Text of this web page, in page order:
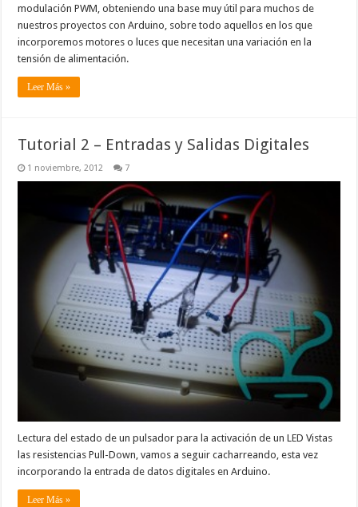
modulación PWM, obteniendo una base muy útil para muchos de
nuestros proyectos con Arduino, sobre todo aquellos en los que
incorporemos motores o luces que necesitan una variación en la
tensión de alimentación.
Leer Más »
Tutorial 2 – Entradas y Salidas Digitales
1 noviembre, 2012 7
Lectura del estado de un pulsador para la activación de un LED Vistas
las resistencias Pull-Down, vamos a seguir cacharreando, esta vez
incorporando la entrada de datos digitales en Arduino.
Leer Más »